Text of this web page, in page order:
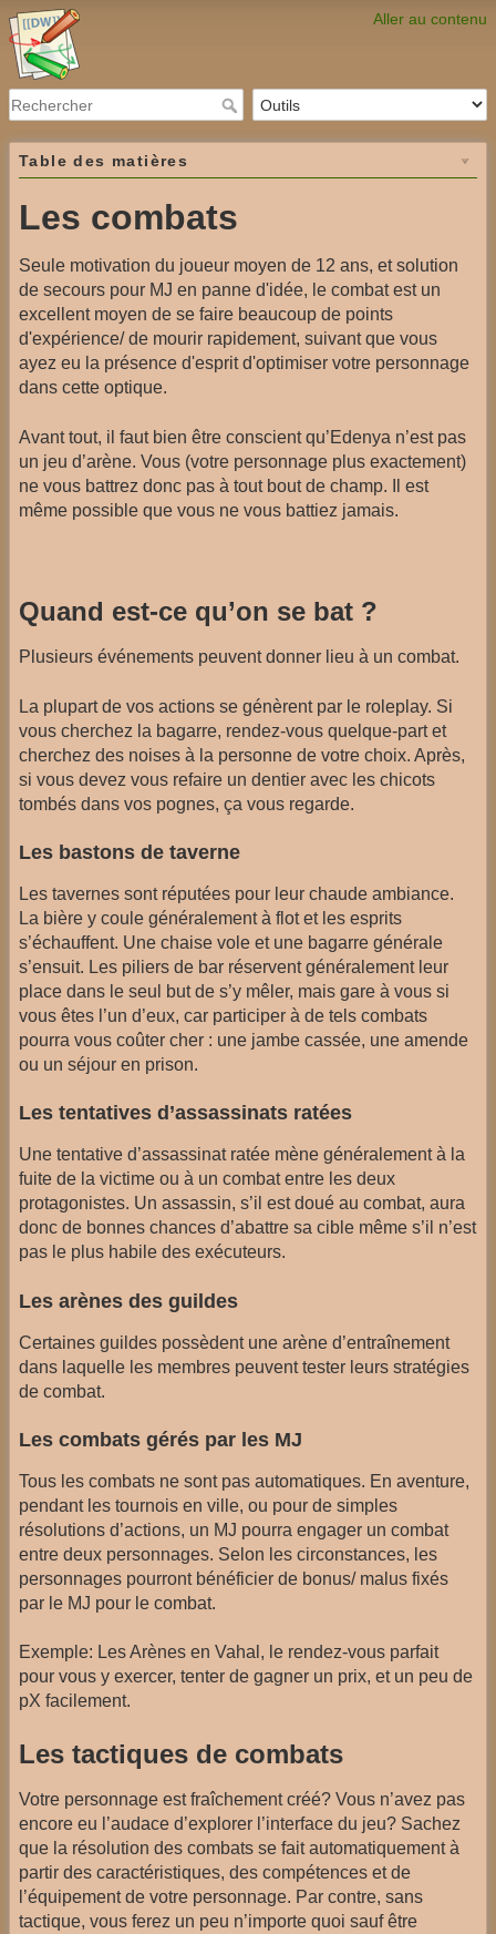
Aller au contenu
Table des matières
Les combats
Seule motivation du joueur moyen de 12 ans, et solution
de secours pour MJ en panne d'idée, le combat est un
excellent moyen de se faire beaucoup de points
d'expérience/ de mourir rapidement, suivant que vous
ayez eu la présence d'esprit d'optimiser votre personnage
dans cette optique.
Avant tout, il faut bien être conscient qu’Edenya n’est pas
un jeu d’arène. Vous (votre personnage plus exactement)
ne vous battrez donc pas à tout bout de champ. Il est
même possible que vous ne vous battiez jamais.
Quand est-ce qu’on se bat ?
Plusieurs événements peuvent donner lieu à un combat.
La plupart de vos actions se génèrent par le roleplay. Si
vous cherchez la bagarre, rendez-vous quelque-part et
cherchez des noises à la personne de votre choix. Après,
si vous devez vous refaire un dentier avec les chicots
tombés dans vos pognes, ça vous regarde.
Les bastons de taverne
Les tavernes sont réputées pour leur chaude ambiance.
La bière y coule généralement à flot et les esprits
s’échauffent. Une chaise vole et une bagarre générale
s’ensuit. Les piliers de bar réservent généralement leur
place dans le seul but de s’y mêler, mais gare à vous si
vous êtes l’un d’eux, car participer à de tels combats
pourra vous coûter cher : une jambe cassée, une amende
ou un séjour en prison.
Les tentatives d’assassinats ratées
Une tentative d’assassinat ratée mène généralement à la
fuite de la victime ou à un combat entre les deux
protagonistes. Un assassin, s’il est doué au combat, aura
donc de bonnes chances d’abattre sa cible même s’il n’est
pas le plus habile des exécuteurs.
Les arènes des guildes
Certaines guildes possèdent une arène d’entraînement
dans laquelle les membres peuvent tester leurs stratégies
de combat.
Les combats gérés par les MJ
Tous les combats ne sont pas automatiques. En aventure,
pendant les tournois en ville, ou pour de simples
résolutions d’actions, un MJ pourra engager un combat
entre deux personnages. Selon les circonstances, les
personnages pourront bénéficier de bonus/ malus fixés
par le MJ pour le combat.
Exemple: Les Arènes en Vahal, le rendez-vous parfait
pour vous y exercer, tenter de gagner un prix, et un peu de
pX facilement.
Les tactiques de combats
Votre personnage est fraîchement créé? Vous n’avez pas
encore eu l’audace d’explorer l’interface du jeu? Sachez
que la résolution des combats se fait automatiquement à
partir des caractéristiques, des compétences et de
l’équipement de votre personnage. Par contre, sans
tactique, vous ferez un peu n’importe quoi sauf être